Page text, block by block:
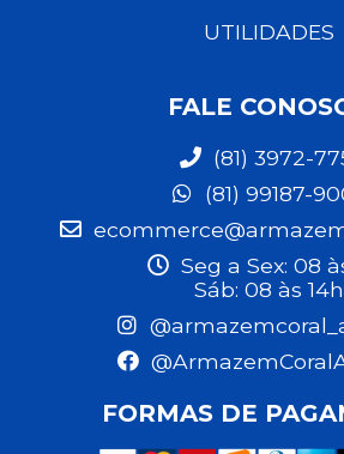
UTILIDADES
FALE
(81) 3972-
(81) 99187-
Seg a Sex: 08
Sáb: 08 às 14h
FORMAS DE